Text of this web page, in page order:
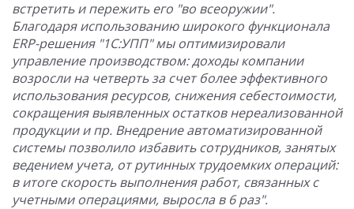
встретить и пережить его "во всеоружии".
Благодаря использованию широкого функционала
ERP-решения "1С:УПП" мы оптимизировали
управление производством: доходы компании
возросли на четверть за счет более эффективного
использования ресурсов, снижения себестоимости,
сокращения выявленных остатков нереализованной
продукции и пр. Внедрение автоматизированной
системы позволило избавить сотрудников, занятых
ведением учета, от рутинных трудоемких операций:
в итоге скорость выполнения работ, связанных с
учетными операциями, выросла в 6 раз".